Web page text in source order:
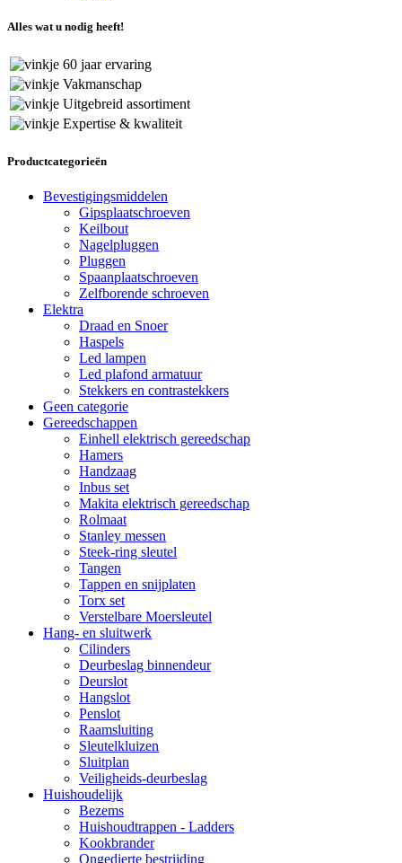
Alles wat u nodig heeft!
60 jaar ervaring
Vakmanschap
Uitgebreid assortiment
Expertise & kwaliteit
Productcategorieën
Bevestigingsmiddelen
Gipsplaatschroeven
Keilbout
Nagelpluggen
Pluggen
Spaanplaatschroeven
Zelfborende schroeven
Elektra
Draad en Snoer
Haspels
Led lampen
Led plafond armatuur
Stekkers en contrastekkers
Geen categorie
Gereedschappen
Einhell elektrisch gereedschap
Hamers
Handzaag
Inbus set
Makita elektrisch gereedschap
Rolmaat
Stanley messen
Steek-ring sleutel
Tangen
Tappen en snijplaten
Torx set
Verstelbare Moersleutel
Hang- en sluitwerk
Cilinders
Deurbeslag binnendeur
Deurslot
Hangslot
Penslot
Raamsluiting
Sleutelkluizen
Sluitplan
Veiligheids-deurbeslag
Huishoudelijk
Bezems
Huishoudtrappen - Ladders
Kookbrander
Ongedierte bestrijding